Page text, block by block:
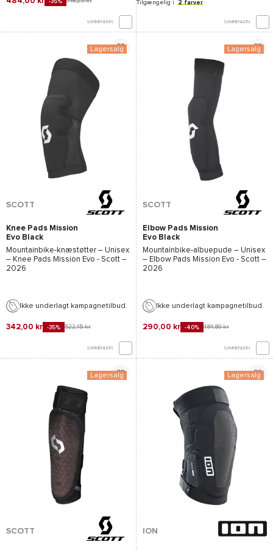
SAMMENLIGN
Tilgængelig i 2 farver
SAMMENLIGN
Lagersalg
SCOTT
Knee Pads Mission
Evo Black
Mountainbike-knæstøtter – Unisex
– Knee Pads Mission Evo - Scott –
2026
Ikke underlagt kampagnetilbud.
342,00 kr -35% 522,15 kr
SAMMENLIGN
Lagersalg
SCOTT
Elbow Pads Mission
Evo Black
Mountainbike-albuepude – Unisex
– Elbow Pads Mission Evo - Scott –
2026
Ikke underlagt kampagnetilbud.
290,00 kr -40% 484,80 kr
SAMMENLIGN
Lagersalg
SCOTT
Lagersalg
ION